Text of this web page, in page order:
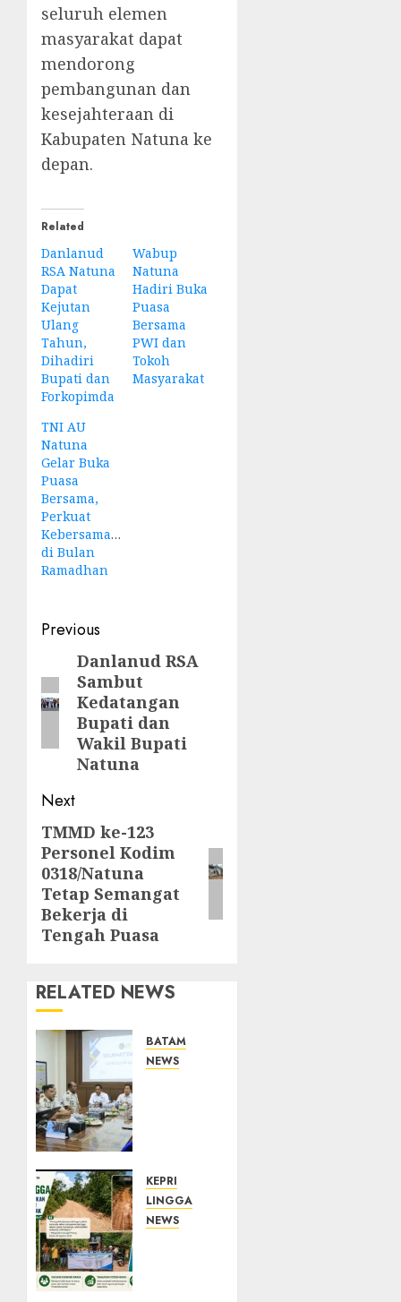
seluruh elemen
masyarakat dapat
mendorong
pembangunan dan
kesejahteraan di
Kabupaten Natuna ke
depan.
Related
Danlanud
RSA Natuna
Dapat
Kejutan
Ulang
Tahun,
Dihadiri
Bupati dan
Forkopimda
Wabup
Natuna
Hadiri Buka
Puasa
Bersama
PWI dan
Tokoh
Masyarakat
TNI AU
Natuna
Gelar Buka
Puasa
Bersama,
Perkuat
Kebersamaan
di Bulan
Ramadhan
Post
navigation
Previous
Previous
post:
Danlanud RSA
Sambut
Kedatangan
Bupati dan
Wakil Bupati
Natuna
Next
Next
post:
TMMD ke-123
Personel Kodim
0318/Natuna
Tetap Semangat
Bekerja di
Tengah Puasa
RELATED NEWS
BATAM
NEWS
Kumham
Imipas
Kunjungi
KEPRI
LINGGA
NEWS